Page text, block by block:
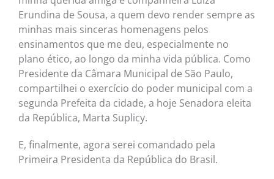
Erundina de Sousa, a quem devo render sempre as
minhas mais sinceras homenagens pelos
ensinamentos que me deu, especialmente no
plano ético, ao longo da minha vida pública. Como
Presidente da Câmara Municipal de São Paulo,
compartilhei o exercício do poder municipal com a
segunda Prefeita da cidade, a hoje Senadora eleita
da República, Marta Suplicy.
E, finalmente, agora serei comandado pela
Primeira Presidenta da República do Brasil.